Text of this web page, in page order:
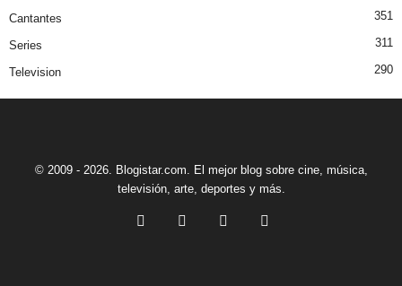
Cantantes 351
Series 311
Television 290
© 2009 - 2026. Blogistar.com. El mejor blog sobre cine, música,
televisión, arte, deportes y más.